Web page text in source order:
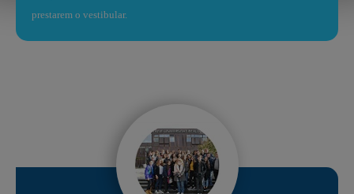
prestarem o vestibular.